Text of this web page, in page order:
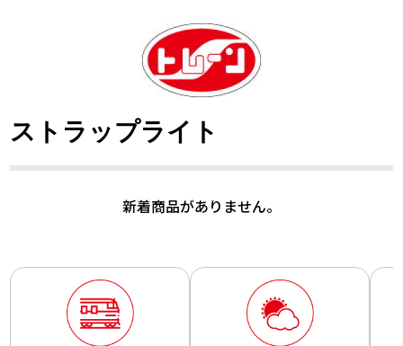
ストラップライト
新着商品がありません。